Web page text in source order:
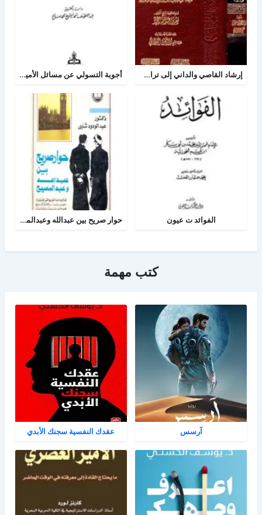
إرشاد القاصي والداني إلى تراجم شيوخ الطبراني أجوبة التسولي عن مسائل الأمير عبد القادر في الجهاد
الفوائد ت عيون حوار صريح بين عبدالله وعبدالمسيح
كتب مهمة
آرسس عقدك النفسية سجنك الأبدي